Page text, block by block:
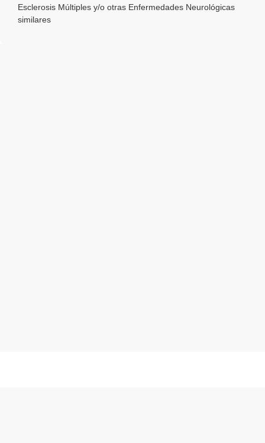
Esclerosis Múltiples y/o otras Enfermedades Neurológicas
similares